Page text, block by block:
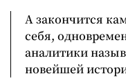
А закончится
себя,
аналитики
новейшей